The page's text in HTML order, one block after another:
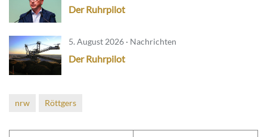
Der Ruhrpilot
5. August 2026 · Nachrichten
Der Ruhrpilot
nrw Röttgers